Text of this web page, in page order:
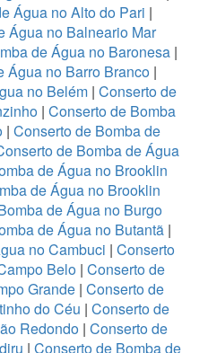
Água no Alto do Pari |
Água no Balneario Mar
de Água no Baronesa|
Água no Barro Branco |
no Belém| Conserto de
| Conserto de Bomba
| Conserto de Bomba de
de Bomba de Água
de Água no Brooklin
de Água no Brooklin
de Água no Burgo
de Água no Butantã|
no Cambuci | Conserto
Belo| Conserto de
Grande| Conserto de
do Céu | Conserto de
Redondo | Conserto de
| Conserto de Bomba de